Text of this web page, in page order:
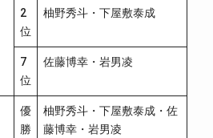
2
位
柚野秀斗・下屋敷泰成
7
位
佐藤博幸・岩男凌
優
勝
柚野秀斗・下屋敷泰成・佐
藤博幸・岩男凌